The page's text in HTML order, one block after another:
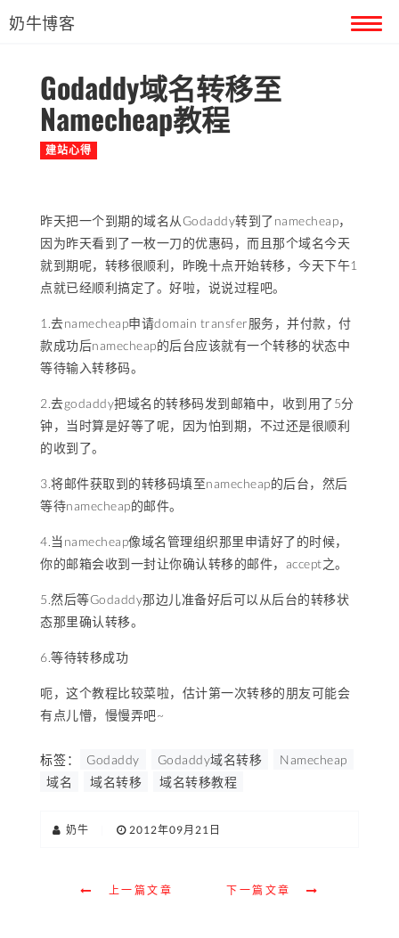
奶牛博客
首页
留言本
Godaddy域名转移至
Namecheap教程
建站心得
昨天把一个到期的域名从Godaddy转到了namecheap，
因为昨天看到了一枚一刀的优惠码，而且那个域名今天
就到期呢，转移很顺利，昨晚十点开始转移，今天下午1
点就已经顺利搞定了。好啦，说说过程吧。
1.去namecheap申请domain transfer服务，并付款，付
款成功后namecheap的后台应该就有一个转移的状态中
等待输入转移码。
2.去godaddy把域名的转移码发到邮箱中，收到用了5分
钟，当时算是好等了呢，因为怕到期，不过还是很顺利
的收到了。
3.将邮件获取到的转移码填至namecheap的后台，然后
等待namecheap的邮件。
4.当namecheap像域名管理组织那里申请好了的时候，
你的邮箱会收到一封让你确认转移的邮件，accept之。
5.然后等Godaddy那边儿准备好后可以从后台的转移状
态那里确认转移。
6.等待转移成功
呃，这个教程比较菜啦，估计第一次转移的朋友可能会
有点儿懵，慢慢弄吧~
标签： Godaddy Godaddy域名转移
Namecheap
域名
域名转移 域名转移教程
奶牛 2012年09月21日
上一篇文章 下一篇文章